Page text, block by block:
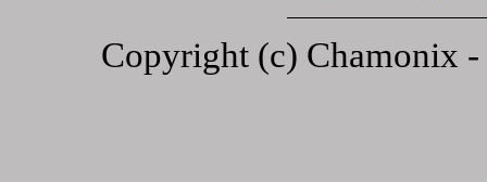
Copyright (c) Chamonix